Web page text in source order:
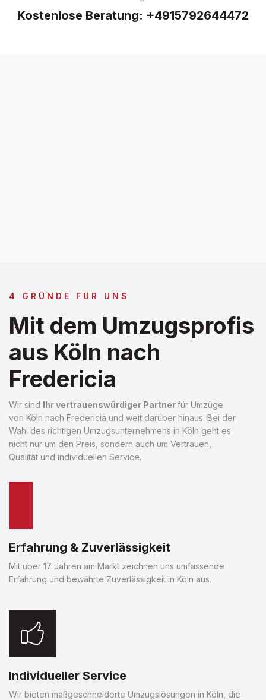
Kostenlose Beratung: +4915792644472
4 GRÜNDE FÜR UNS
Mit dem Umzugsprofis
aus Köln nach
Fredericia
Wir sind Ihr vertrauenswürdiger Partnerfür Umzüge
von Köln nach Fredericia und weit darüber hinaus. Bei der
Wahl des richtigen Umzugsunternehmens in Köln geht es
nicht nur um den Preis, sondern auch um Vertrauen,
Qualität und individuellen Service.
Erfahrung & Zuverlässigkeit
Mit über 17 Jahren am Markt zeichnen uns umfassende
Erfahrung und bewährte Zuverlässigkeit in Köln aus.
Individueller Service
Wir bieten maßgeschneiderte Umzugslösungen in Köln, die